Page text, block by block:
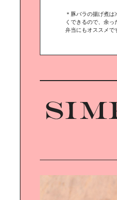
＊豚バラの揚げ煮
くできるので、余
弁当にもオススメで
グルメ女子の｜